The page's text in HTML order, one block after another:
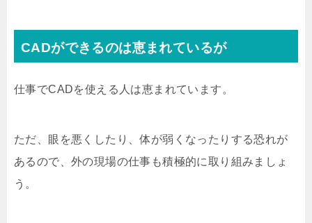
CADができるのは恵まれているが
仕事でCADを使える人は恵まれています。
ただ、眼を悪くしたり、体が弱くなったりする恐れが
あるので、外の現場の仕事も積極的に取り組みましょ
う。